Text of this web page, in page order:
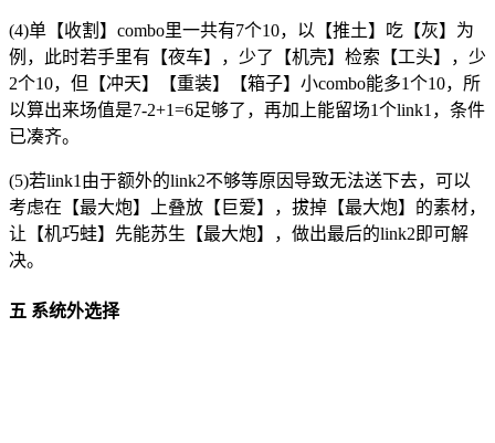
(4)单【收割】combo里一共有7个10，以【推土】吃【灰】为
例，此时若手里有【夜车】，少了【机壳】检索【工头】，少
2个10，但【冲天】【重装】【箱子】小combo能多1个10，所
以算出来场值是7-2+1=6足够了，再加上能留场1个link1，条件
已凑齐。
(5)若link1由于额外的link2不够等原因导致无法送下去，可以
考虑在【最大炮】上叠放【巨爱】，拔掉【最大炮】的素材，
让【机巧蛙】先能苏生【最大炮】，做出最后的link2即可解
决。
五 系统外选择